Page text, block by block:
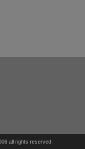
all rights reserved.